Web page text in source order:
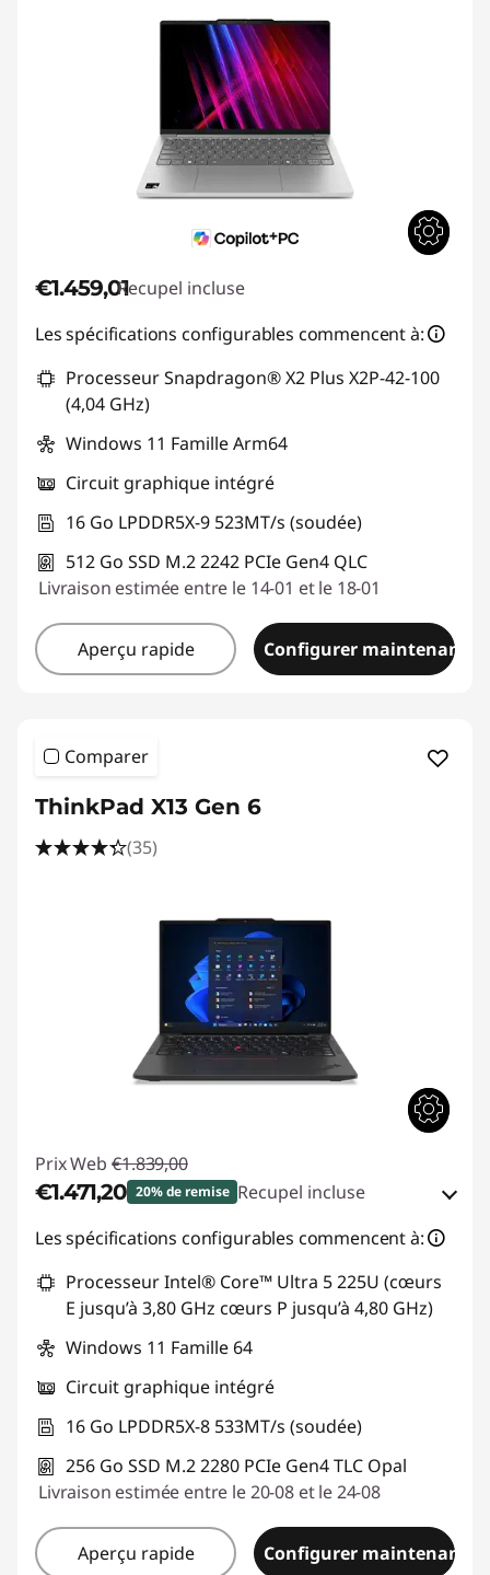
€1.459,01Recupel incluse
Les spécifications configurables commencent à:
Processeur Snapdragon® X2 Plus X2P-42-100
(4,04 GHz)
Windows 11 Famille Arm64
Circuit graphique intégré
16 Go LPDDR5X-9 523MT/s (soudée)
512 Go SSD M.2 2242 PCIe Gen4 QLC
Livraison estimée entre le 14-01 et le 18-01
Aperçu rapide Configurer maintenant
Comparer
ThinkPad X13 Gen 6
(35)
Prix Web €1.839,00
€1.471,20 20% de remise Recupel incluse
Bons de réduction en ligne :-€367,80
Code de réduction : THINKDEAL
Les spécifications configurables commencent à:
Processeur Intel® Core™ Ultra 5 225U (cœurs
E jusqu’à 3,80 GHz cœurs P jusqu’à 4,80 GHz)
Windows 11 Famille 64
Circuit graphique intégré
16 Go LPDDR5X-8 533MT/s (soudée)
256 Go SSD M.2 2280 PCIe Gen4 TLC Opal
Livraison estimée entre le 20-08 et le 24-08
Aperçu rapide Configurer maintenant